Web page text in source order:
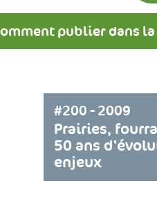
publier dans la
#200 - 2009
Prairies,
50 ans
enjeux